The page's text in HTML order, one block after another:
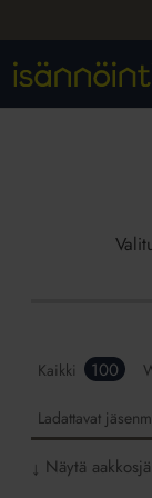
Kaikki 100
Ladattavat
↓ Näytä